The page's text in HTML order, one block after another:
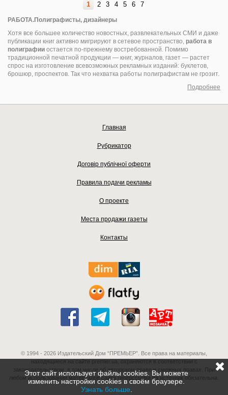
1 2 3 4 5 6 7
РАБОТА.Полиграфисты, дизайнеры
Хотя все большее количество новостных, развлекательных СМИ и даже
публикации книг активно мигрируют в сетевое пространство, работа в
полиграфии остается по-прежнему востребованной. Помимо
традиционной печатной продукции — книг, журналов, газет — растет
спрос на изготовление всевозможных рекламных изданий: буклетов,
брошюр, проспектов. Так что нехватка работы полиграфистам не грозит.
Подробнее
Главная
Рубрикатор
Договір публічної оферти
Правила подачи рекламы
О проекте
Места продажи газеты
Контакты
© 1994 - 2026 Издательский Дом “ПРЕМЬЕР”. Все права на материалы,
находящиеся на сайте premier.ua, охраняются в соответствии с
законодательством, в том числе об авторском праве и смежных правах. При
любом использовании материалов сайта гиперссылка на источник обязательна.
Этот сайт использует файлы cookies. Вы можете
изменить настройки cookies в своём браузере.
Узнать больше